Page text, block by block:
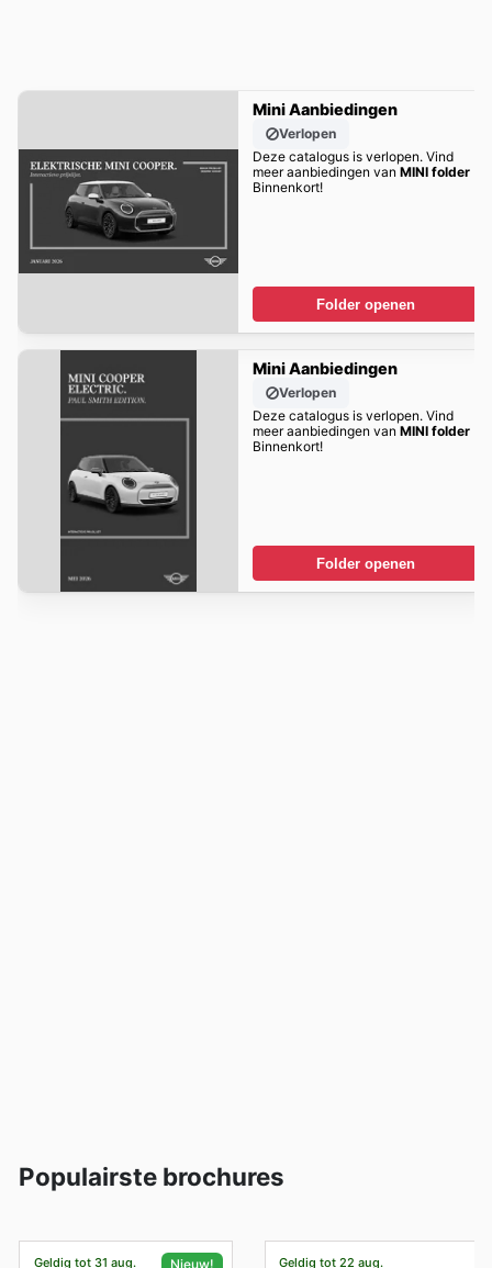
Mini Aanbiedingen
Verlopen
Deze catalogus is verlopen. Vind
meer aanbiedingen van MINI folder
Binnenkort!
Folder openen
Mini Aanbiedingen
Verlopen
Deze catalogus is verlopen. Vind
meer aanbiedingen van MINI folder
Binnenkort!
Folder openen
Populairste brochures
Geldig tot 31 aug. Nieuw! Geldig tot 22 aug.